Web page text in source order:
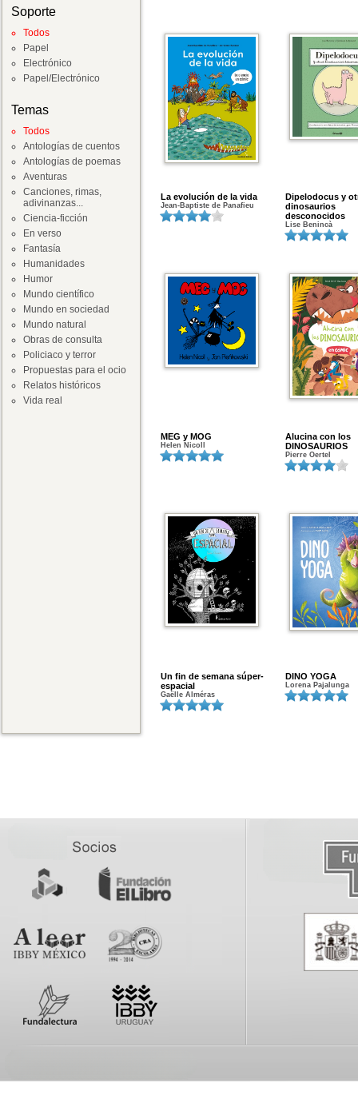
Soporte
Todos
Papel
Electrónico
Papel/Electrónico
Temas
Todos
Antologías de cuentos
Antologías de poemas
Aventuras
Canciones, rimas,
adivinanzas...
Ciencia-ficción
En verso
Fantasía
Humanidades
Humor
Mundo científico
Mundo en sociedad
Mundo natural
Obras de consulta
Policiaco y terror
Propuestas para el ocio
Relatos históricos
Vida real
La evolución de la vida
Jean-Baptiste de Panafieu
Dipelodocus y
dinosaurios
desconocidos
Lise Benincà
MEG y MOG
Helen Nicoll
Alucina con los
DINOSAURIOS
Pierre Oertel
Un fin de semana súper-
espacial
Gaëlle Alméras
DINO YOGA
Lorena Pajalunga